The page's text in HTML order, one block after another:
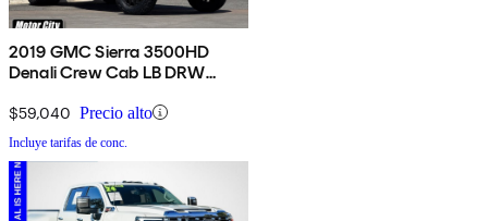
2019 GMC Sierra 3500HD
Denali Crew Cab LB DRW
$59,040 Precio alto
Incluye tarifas de conc.